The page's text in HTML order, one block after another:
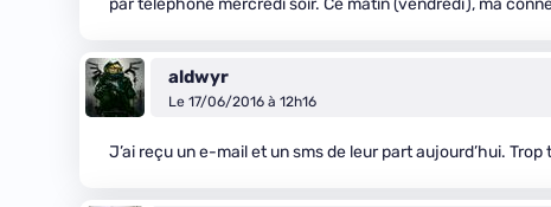
par téléphone mercredi soir. Ce matin (vendredi), ma
aldwyr
Le 17/06/2016 à 12h16
J’ai reçu un e-mail et un sms de leur part aujourd’hui.